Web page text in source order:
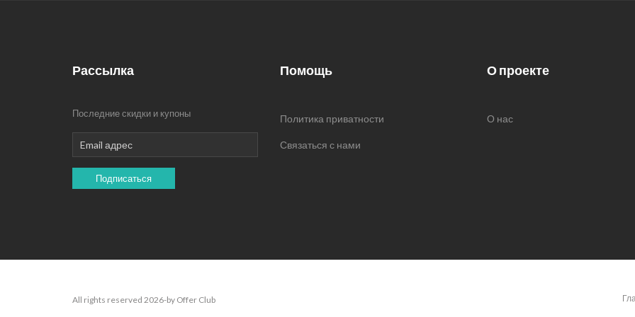
самовывоз.
Рассылка
Последние скидки и купоны
Подписаться
Помощь
Политика приватности
Связаться с нами
О проекте
О нас
All rights reserved 2026-by Offer Club